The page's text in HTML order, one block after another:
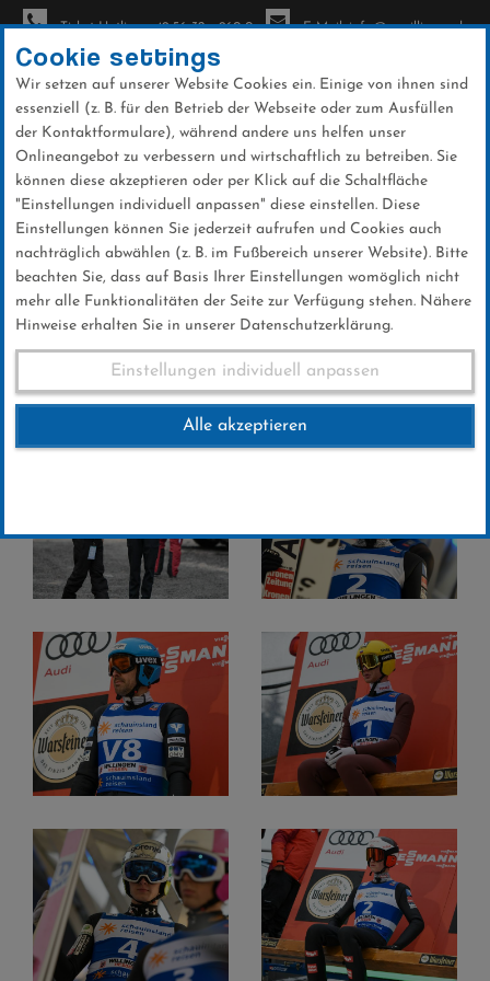
Direkt
zum
Inhalt
Ticket-Hotline: +49 56 32 - 960-0 E-Mail: info@sc-willingen.de
Galerien
Weltcup Fr. 29.01.2021
Cookie settings
Wir setzen auf unserer Website Cookies ein. Einige von ihnen sind
essenziell (z. B. für den Betrieb der Webseite oder zum Ausfüllen
der Kontaktformulare), während andere uns helfen unser
Onlineangebot zu verbessern und wirtschaftlich zu betreiben. Sie
können diese akzeptieren oder per Klick auf die Schaltfläche
"Einstellungen individuell anpassen" diese einstellen. Diese
Einstellungen können Sie jederzeit aufrufen und Cookies auch
nachträglich abwählen (z. B. im Fußbereich unserer Website). Bitte
beachten Sie, dass auf Basis Ihrer Einstellungen womöglich nicht
mehr alle Funktionalitäten der Seite zur Verfügung stehen. Nähere
Hinweise erhalten Sie in unserer Datenschutzerklärung.
Einstellungen individuell anpassen
Alle akzeptieren